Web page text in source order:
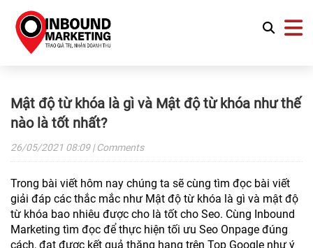
Mật độ từ khóa là gì và Mật độ từ khóa như thế
nào là tốt nhất?
26/05/2021 08:09| Comments
Trong bài viết hôm nay chúng ta sẽ cùng tìm đọc bài viết
giải đáp các thắc mắc như Mật độ từ khóa là gì và mật độ
từ khóa bao nhiêu được cho là tốt cho Seo. Cùng Inbound
Marketing tìm đọc để thực hiện tối ưu Seo Onpage đúng
cách, đạt được kết quả thăng hạng trên Top Google như ý